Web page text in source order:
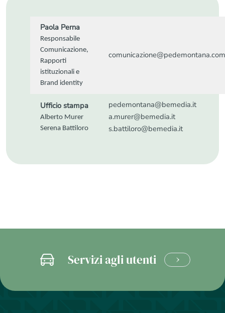
Paola Perna
Responsabile
Comunicazione,
Rapporti
istituzionali e
Brand identity
comunicazione@pedemontana.com
Ufficio stampa
Alberto Murer
Serena Battiloro
pedemontana@bemedia.it
a.murer@bemedia.it
s.battiloro@bemedia.it
Servizi agli utenti
CLICCA
SCOPRI